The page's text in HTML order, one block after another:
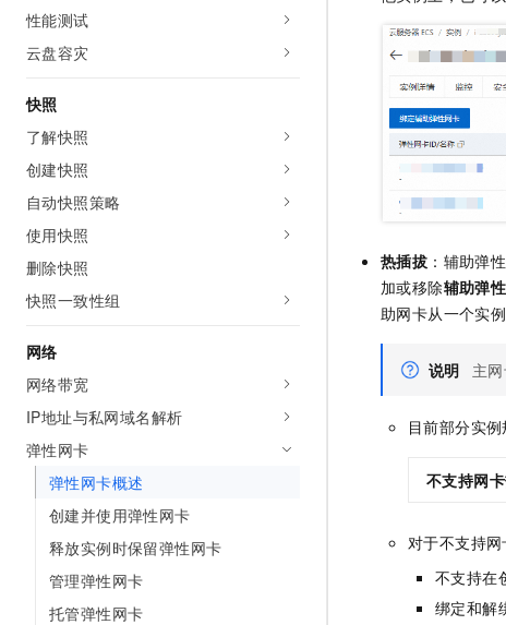
性能测试
云盘容灾
快照
了解快照
创建快照
自动快照策略
使用快照
删除快照
快照一致性组
网络
网络带宽
IP地址与私网域名解析
弹性网卡
弹性网卡概述
创建并使用弹性网卡
释放实例时保留弹性网卡
管理弹性网卡
托管弹性网卡
热插拔 ：辅助弹
加或移除辅助弹
助网卡从一个实
说明 主
目前部分实
不支持网
对于不支持
不支持在
绑定和解